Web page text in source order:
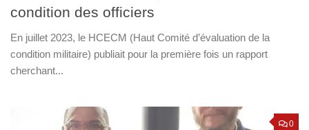
condition des officiers
En juillet 2023, le HCECM (Haut Comité d’évaluation de la
condition militaire) publiait pour la première fois un rapport
cherchant...
0